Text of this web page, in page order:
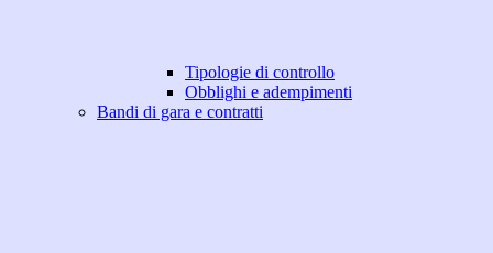
Tipologie di controllo
Obblighi e adempimenti
Bandi di gara e contratti